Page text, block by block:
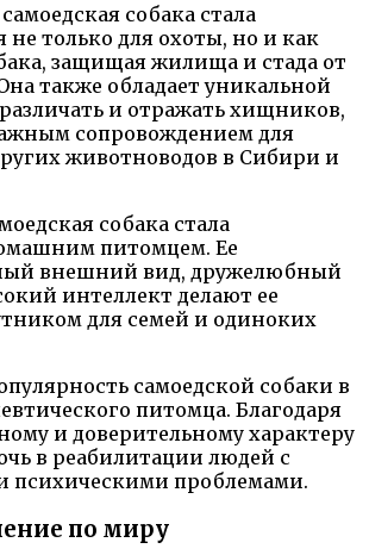
собака стала
не только для охоты, но и как
защищая жилища и стада от
также обладает уникальной
и отражать хищников,
сопровождением для
животноводов в Сибири и
собака стала
питомцем. Ее
внешний вид, дружелюбный
интеллект делают ее
для семей и одиноких
самоедской собаки в
питомца. Благодаря
и доверительному характеру
в реабилитации людей с
психическими проблемами.
по миру